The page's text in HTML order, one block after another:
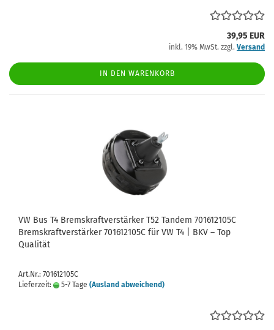
39,95 EUR
inkl. 19% MwSt. zzgl. Versand
IN DEN WARENKORB
VW Bus T4 Bremskraftverstärker T52 Tandem 701612105C
Bremskraftverstärker 701612105C für VW T4 | BKV – Top
Qualität
Art.Nr.: 701612105C
Lieferzeit:
5-7 Tage (Ausland abweichend)